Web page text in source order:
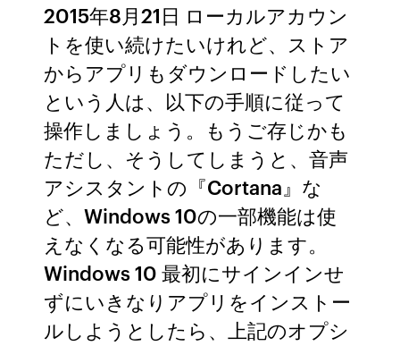
2015年8月21日 ローカルアカウン
トを使い続けたいけれど、ストア
からアプリもダウンロードしたい
という人は、以下の手順に従って
操作しましょう。もうご存じかも
ただし、そうしてしまうと、音声
アシスタントの『Cortana』な
ど、Windows 10の一部機能は使
えなくなる可能性があります。
Windows 10 最初にサインインせ
ずにいきなりアプリをインストー
ルしようとしたら、上記のオプシ